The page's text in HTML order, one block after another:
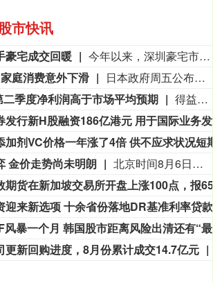
市快讯
豪宅成交回暖
今年以来，深圳豪宅市场热度持续攀升。除了多个豪宅新房项目持续热销，二手房市场上的豪宅成交也明显回暖。深圳贝壳研究院监测显示，7月总价1500万元以上二手豪宅签约量同比增长11%，达到近6年来的峰值。与此同时，总价千万级二手房成交均价为101504元/平方米，环比上涨5.7%，同比上涨8.4%。深圳贝壳研究院院长肖小平指出，深圳楼市“4·29新政”降低核心区购房门槛后，本地高净值家庭置换需求及外地资产配置客群入场增加，推动南山、福田核心区域高端物业成交持续升温，价格稳步抬升。另据深圳贝壳研究院的监测，今年前7个月深圳二手房成交42323套，与去年同期相比增长5.4%，创下近６年同期新高。不过，记者采访发现，在以刚需为主的二手房片区，“以价换量”仍是市场的主流。
庭消费意外下滑
日本政府周五公布数据显示，6月家庭消费同比意外走低，连续第七个月出现下降。日本总务省数据显示，家庭消费支出同比下降3.3%，市场预期中值为增长1%。经季节调整后，家庭消费环比下降6.4%，而市场预估为下降3.1%。该指标将成为日本央行考量最早于9月是否加息的重要参考依据。日本厚生劳动省本周公布的数据显示，6月实际工资同比增长1.6%，实现连续第六个月上涨。
季度净利润高于市场平均预期
得益于核心搜索平台和电商业务的稳定增长，韩国互联网巨头Naver公布了稳健的第二季度业绩。Naver公布的业绩好于市场平均预期。与此同时，这家韩国主导搜索引擎背后的公司一直在扩大其人工智能(AI)的布局，最近与AI芯片领导者英伟达和美国私募股权投资公司博枫(Brookfield)达成了数以十亿美元计的合作，以建立千兆瓦级的AI云基础设施。该公司周五表示，4-6月当季净利润同比增长42%，至7,043亿韩元（合4.949亿美元）。这一数字超过了FactSet汇编的4,717.1亿韩元的平均预期。营收增长16%，至3.389万亿韩元；营业利润微降0.2%，至5,203亿韩元。今年以来，该公司股价已下跌约7%，跑输基准韩国综合指数(Kospi)近50%的涨幅。
金价走势尚未明朗
北京时间8月6日，国内多家黄金珠宝品牌公布的境内足金饰品价格为1300元/克左右，单克较前一日上涨超过55元。这一价格调整的背后，是黄金这一原料的价格在反复震荡后迎来快速突破。当日，伦敦现货黄金继前一交易日上涨超过5%后继续上行，盘中一度突破4300美元/盎司。上海黄金交易所现货黄金（Au99.99）也连续两个交易日涨幅超过2%，于8月6日突破935元/克。业内人士认为，长期来看，支撑金价的结构性力量仍然存在，但短期内，金价仍处于多重影响因素的反复博弈中，将于8月7日公布的美国非农就业数据等仍有不确定性，黄金价格存在宽幅波动风险。（上海证券报）
迎来新选项 十余省份落地DR基准利率贷款
更新回购进度，8月份累计成交14.7亿元